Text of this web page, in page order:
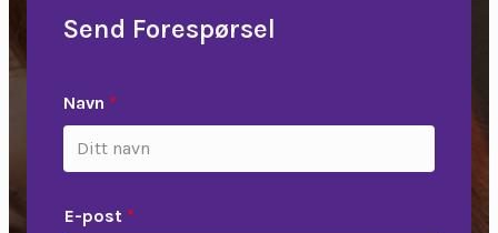
Send Forespørsel
Navn *
E-post *